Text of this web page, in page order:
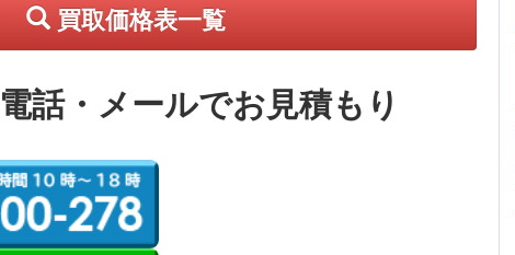
買取価格表一覧
話・メールでお見積もり